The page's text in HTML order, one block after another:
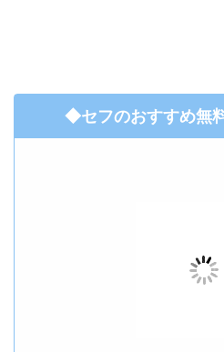
◆セフのおすすめ無